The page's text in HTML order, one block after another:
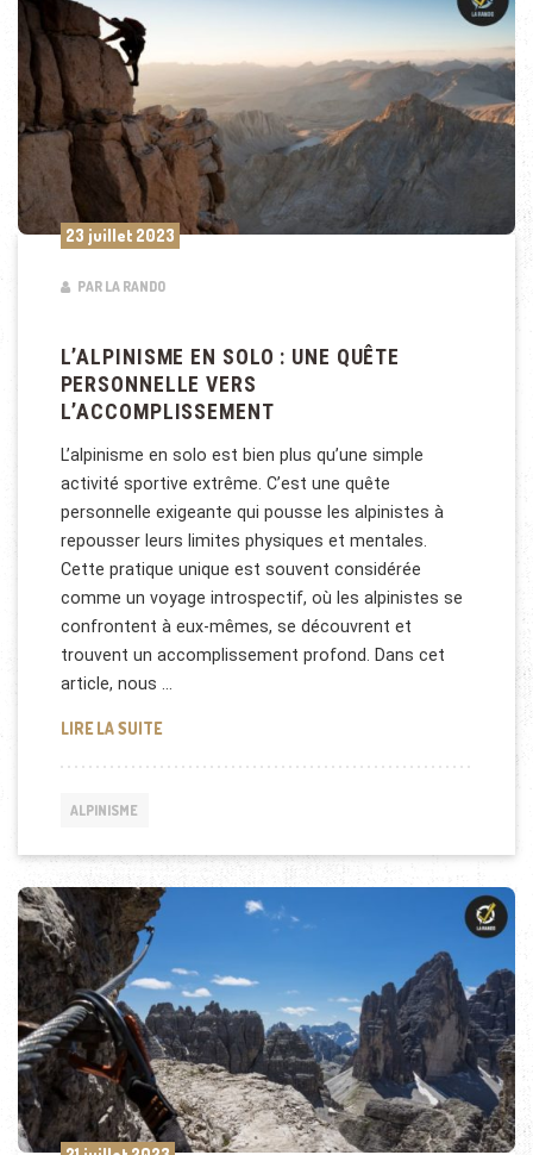
23 juillet 2023
PAR LA RANDO
L’ALPINISME EN SOLO : UNE QUÊTE
PERSONNELLE VERS
L’ACCOMPLISSEMENT
L’alpinisme en solo est bien plus qu’une simple
activité sportive extrême. C’est une quête
personnelle exigeante qui pousse les alpinistes à
repousser leurs limites physiques et mentales.
Cette pratique unique est souvent considérée
comme un voyage introspectif, où les alpinistes se
confrontent à eux-mêmes, se découvrent et
trouvent un accomplissement profond. Dans cet
article, nous …
LIRE LA SUITEL’ALPINISME EN SOLO : UNE QUÊTE PERSONNELLE
ALPINISME